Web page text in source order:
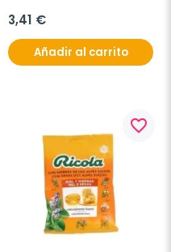
3,41 €
Añadir al carrito
favorite_border